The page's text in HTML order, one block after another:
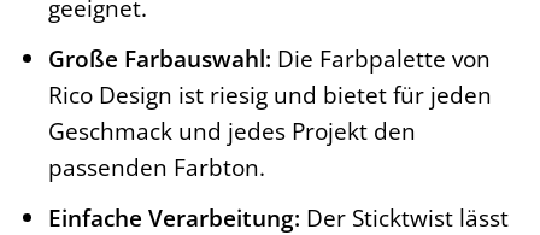
geeignet.
Große Farbauswahl: Die Farbpalette von
Rico Design ist riesig und bietet für jeden
Geschmack und jedes Projekt den
passenden Farbton.
Einfache Verarbeitung: Der Sticktwist lässt